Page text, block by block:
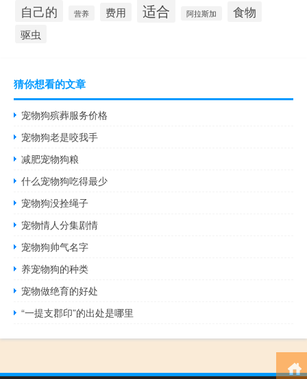
自己的 营养 费用 适合 阿拉斯加 食物
驱虫
猜你想看的文章
宠物狗殡葬服务价格
宠物狗老是咬我手
减肥宠物狗粮
什么宠物狗吃得最少
宠物狗没拴绳子
宠物情人分集剧情
宠物狗帅气名字
养宠物狗的种类
宠物做绝育的好处
“一提支郡印”的出处是哪里